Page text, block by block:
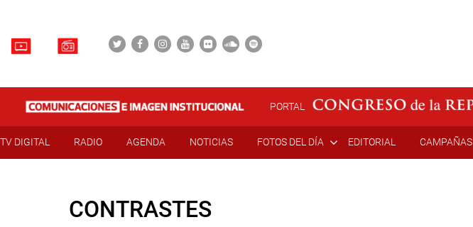
PORTAL
TV DIGITAL RADIO AGENDA NOTICIAS FOTOS DEL DÍA EDITORIAL CAMPAÑAS
CONTRASTES